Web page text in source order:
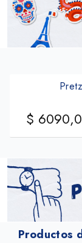
Agregar
Productos